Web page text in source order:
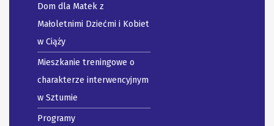
Dom dla Matek z
Małoletnimi Dziećmi i Kobiet
w Ciąży
Mieszkanie treningowe o
charakterze interwencyjnym
w Sztumie
Programy